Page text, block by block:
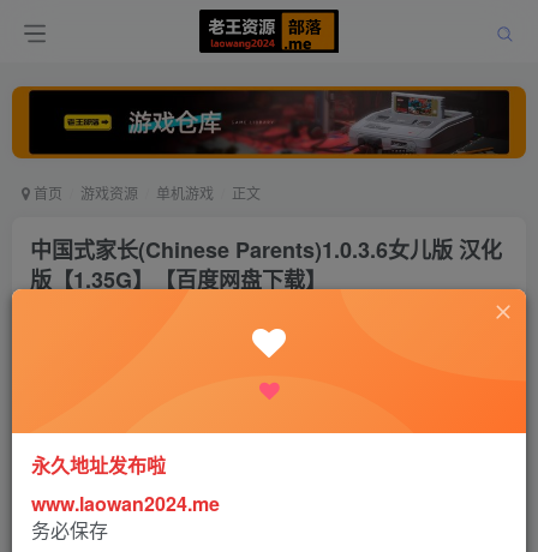
首页 游戏资源 单机游戏 正文
中国式家长(Chinese Parents)1.0.3.6女儿版 汉化
版【1.35G】【百度网盘下载】
永久地址发布啦
www.laowan2024.me
务必保存